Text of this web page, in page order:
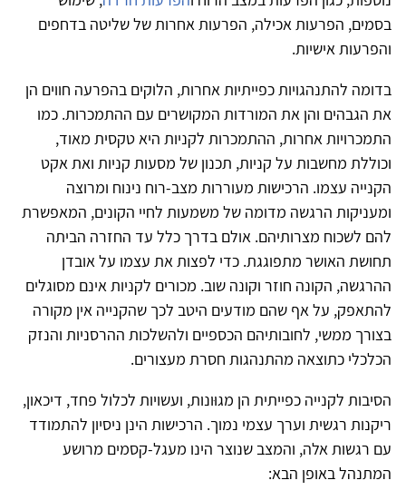
בסמים, הפרעות אכילה, הפרעות אחרות של שליטה בדחפים
והפרעות אישיות.
בדומה להתנהגויות כפייתיות אחרות, הלוקים בהפרעה חווים הן
את הגבהים והן את המורדות המקושרים עם ההתמכרות. כמו
התמכרויות אחרות, ההתמכרות לקניות היא טקסית מאוד,
וכוללת מחשבות על קניות, תכנון של מסעות קניות ואת אקט
הקנייה עצמו. הרכישות מעוררות מצב-רוח נינוח ומרוצה
ומעניקות הרגשה מדומה של משמעות לחיי הקונים, המאפשרת
להם לשכוח מצרותיהם. אולם בדרך כלל עד החזרה הביתה
תחושת האושר מתפוגגת. כדי לפצות את עצמו על אובדן
ההרגשה, הקונה חוזר וקונה שוב. מכורים לקניות אינם מסוגלים
להתאפק, על אף שהם מודעים היטב לכך שהקנייה אין מקורה
בצורך ממשי, לחובותיהם הכספיים ולהשלכות ההרסניות והנזק
הכלכלי כתוצאה מהתנהגות חסרת מעצורים.
הסיבות לקנייה כפייתית הן מגוּונות, ועשויות לכלול פחד, דיכאון,
ריקנות רגשית וערך עצמי נמוך. הרכישות הינן ניסיון להתמודד
עם רגשות אלה, והמצב שנוצר הינו מעגל-קסמים מרושע
המתנהל באופן הבא: